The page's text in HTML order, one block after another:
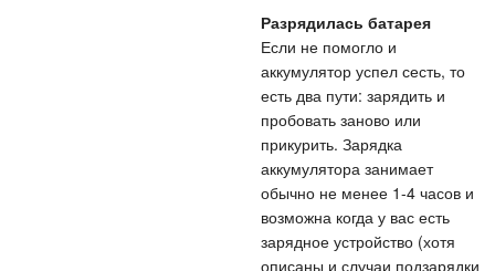
Разрядилась батарея
Если не помогло и
аккумулятор успел сесть, то
есть два пути: зарядить и
пробовать заново или
прикурить. Зарядка
аккумулятора занимает
обычно не менее 1-4 часов и
возможна когда у вас есть
зарядное устройство (хотя
описаны и случаи подзарядки